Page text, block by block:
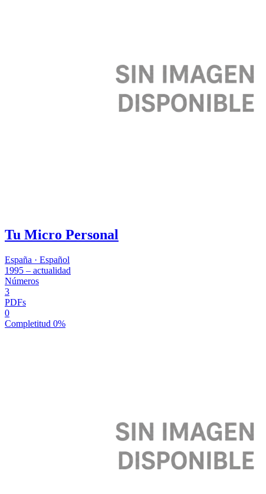
Tu Micro Personal
España · Español
1995 – actualidad
Números
3
PDFs
0
Completitud 0%